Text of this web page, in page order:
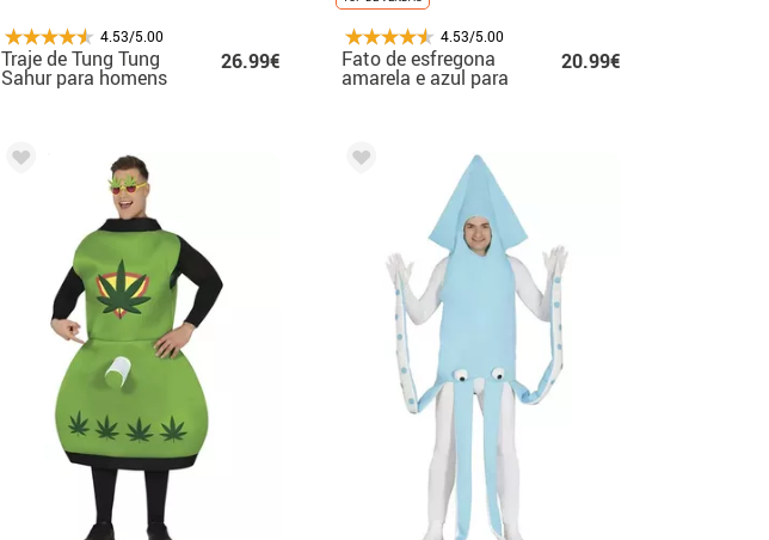
4.53/5.00
Traje de Tung Tung
Sahur para homens
26.99€
4.53/5.00
Fato de esfregona
amarela e azul para
20.99€